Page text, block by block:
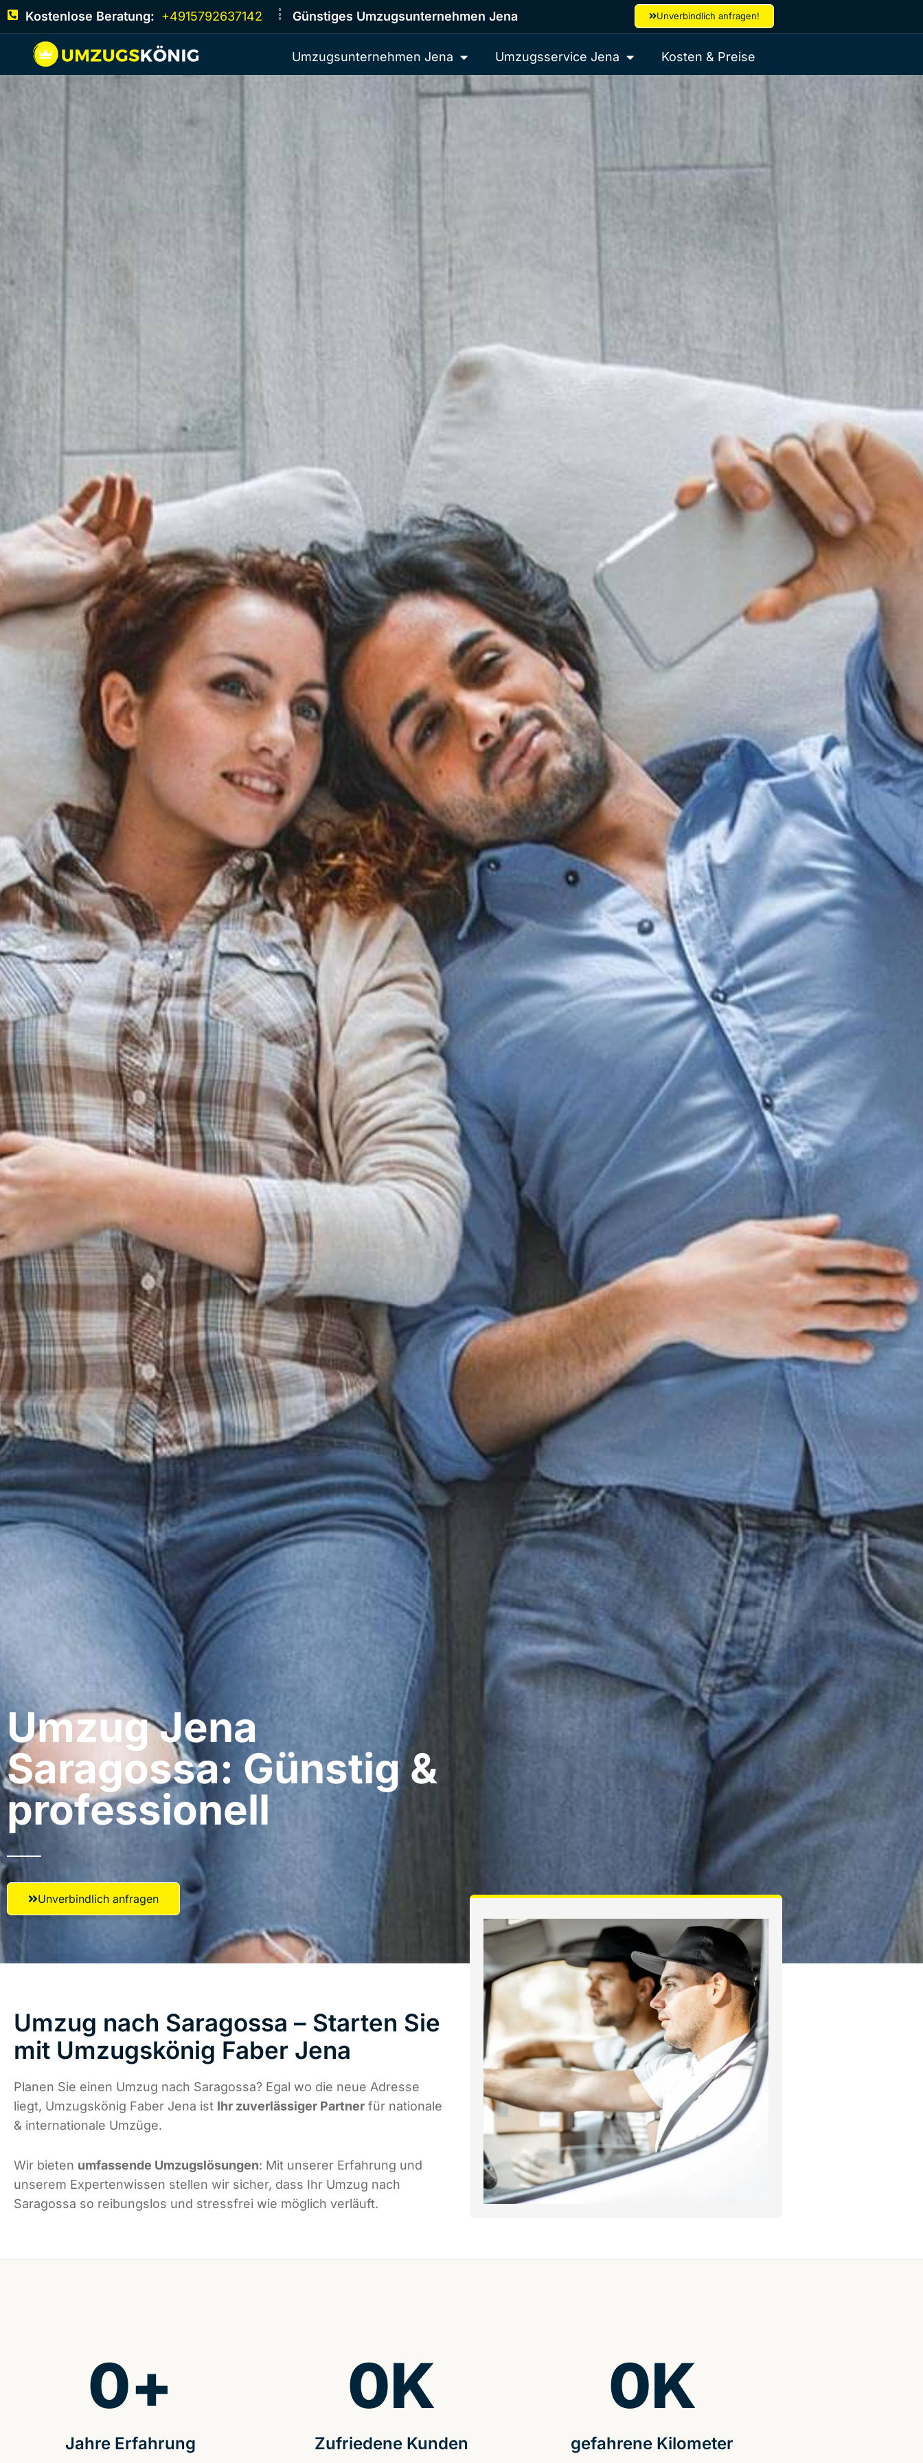
Kostenlose Beratung: +4915792637142 Günstiges Umzugsunternehmen Jena Unverbindlich anfragen!
Umzugsunternehmen Jena Umzugsservice Jena Kosten & Preise
Umzug Jena​
Saragossa: Günstig &
professionell​
Unverbindlich anfragen
Umzug nach Saragossa – Starten Sie
mit Umzugskönig Faber Jena
Planen Sie einen Umzug nach Saragossa? Egal wo die neue Adresse
liegt, Umzugskönig Faber Jena ist Ihr zuverlässiger Partner für nationale
& internationale Umzüge.
Wir bieten umfassende Umzugslösungen: Mit unserer Erfahrung und
unserem Expertenwissen stellen wir sicher, dass Ihr Umzug nach
Saragossa so reibungslos und stressfrei wie möglich verläuft.
Jahre Erfahrung
0+
Zufriedene Kunden
0K
gefahrene Kilometer
0K